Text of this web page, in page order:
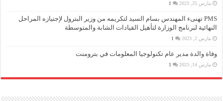
مارس 25, 2023 1
PMS تهنىء المهندس بسام السيد لتكريمه من وزير البترول لإجتيازه المراحل
النهائية لبرنامج الوزارة لتأهيل القيادات الشابة والمتوسطة
مارس 2, 2023 1
وفاة والدة مدير عام تكنولوجيا المعلومات في بترومنت
مارس 14, 2023 1